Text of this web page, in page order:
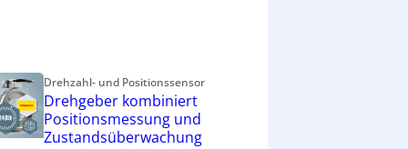
Drehzahl- und Positionssensor
Drehgeber kombiniert
Positionsmessung und
Zustandsüberwachung